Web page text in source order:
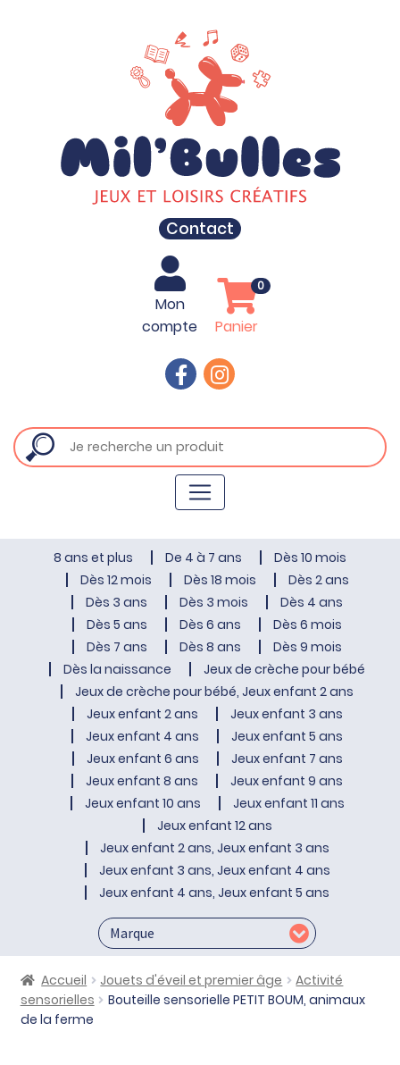
Contact
Mon
compte
Panier
0
8 ans et plus De 4 à 7 ans
Dès 10 mois
Dès 12 mois
Dès 18 mois
Dès 2 ans
Dès 3 ans
Dès 3 mois
Dès 4 ans
Dès 5 ans
Dès 6 ans
Dès 6 mois
Dès 7 ans
Dès 8 ans
Dès 9 mois
Dès la naissance
Jeux de crèche pour bébé
Jeux de crèche pour bébé, Jeux enfant 2 ans
Jeux enfant 2 ans
Jeux enfant 3 ans
Jeux enfant 4 ans
Jeux enfant 5 ans
Jeux enfant 6 ans
Jeux enfant 7 ans
Jeux enfant 8 ans
Jeux enfant 9 ans
Jeux enfant 10 ans
Jeux enfant 11 ans
Jeux enfant 12 ans
Jeux enfant 2 ans, Jeux enfant 3 ans
Jeux enfant 3 ans, Jeux enfant 4 ans
Jeux enfant 4 ans, Jeux enfant 5 ans
Accueil Jouets d'éveil et premier âge
Activité
sensorielles
Bouteille sensorielle PETIT BOUM, animaux
de la ferme